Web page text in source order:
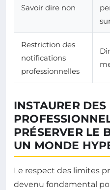
Savoir dire non
Restriction des
notifications
professionnelles
INSTAURER
PRÉSERVER LE
UN MONDE
Le respect des limites
devenu fondamental